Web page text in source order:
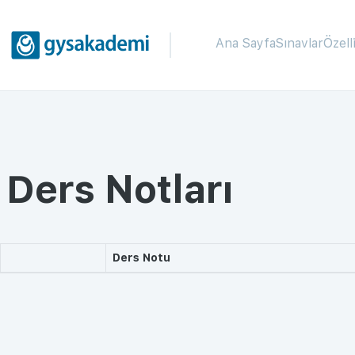
Ana SayfaSınavlar
Ders Notları
Ders Notu